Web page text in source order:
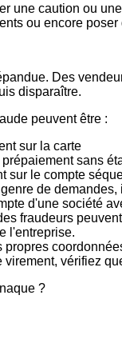
une caution ou
ou encore
Des
disparaître.
peuvent être :
sur la carte
sans
sur le compte
de
d'une société
fraudeurs
l'entreprise.
propres
virement, vérifiez
?